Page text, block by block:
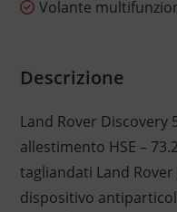
Volante
Descrizione
Land Rover Discovery
allestimento HSE –
tagliandati Land
dispositivo